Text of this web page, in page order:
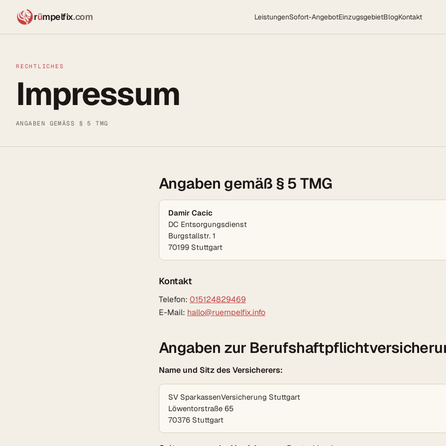
rümpelfix.com LeistungenSofort-AngebotEinzugsgebietBlogKontakt
RECHTLICHES
Impressum
ANGABEN GEMÄSS § 5 TMG
Angaben gemäß § 5 TMG
Damir Cacic
DC Entsorgungsdienst
Burgstallstr. 1
70199 Stuttgart
Kontakt
Telefon: 015124829469
E-Mail: hallo@ruempelfix.info
Angaben zur
Name und Sitz des Versicherers:
SV SparkassenVersicherung Stuttgart
Löwentorstraße 65
70376 Stuttgart